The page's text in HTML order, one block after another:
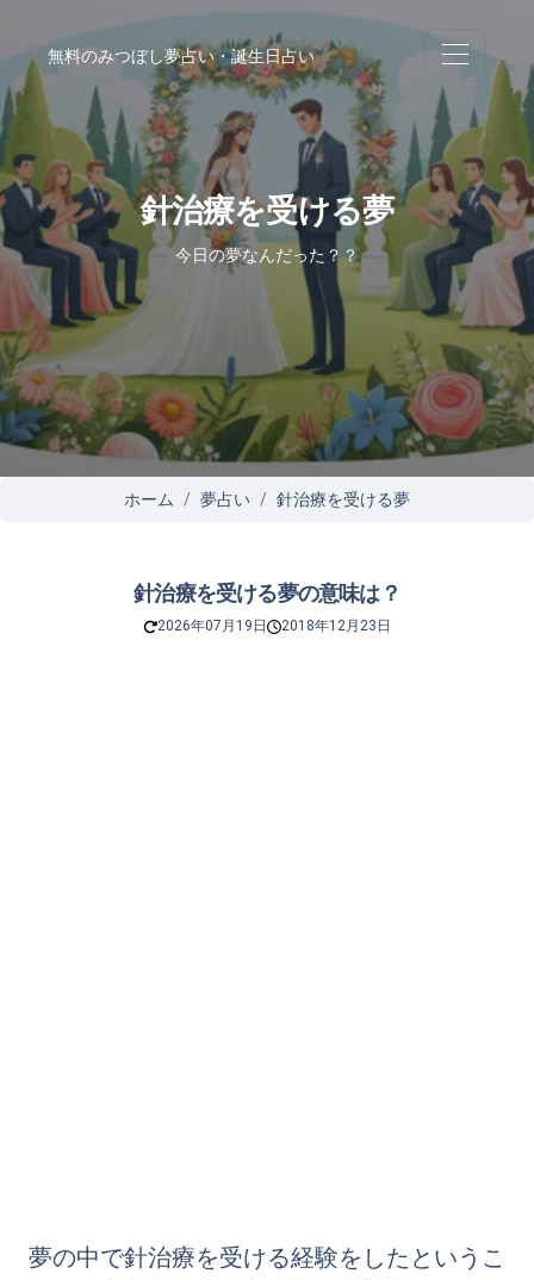
無料のみつぼし夢占い・誕生日占い
針治療を受ける夢
今日の夢なんだった？？
ホーム 夢占い 針治療を受ける夢
針治療を受ける夢の意味は？
2026年07月19日 2018年12月23日
夢の中で針治療を受ける経験をしたというこ